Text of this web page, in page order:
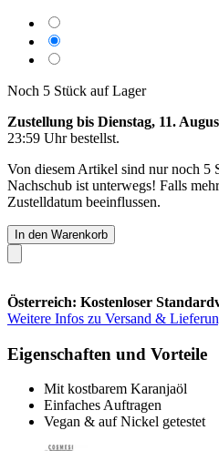
Noch 5 Stück auf Lager
Zustellung bis Dienstag, 11.
23:59 Uhrbestellst.
Von diesem Artikel sind nur noch 5
Nachschub ist unterwegs! Falls
Zustelldatum beeinflussen.
In den Warenkorb
Österreich: Kostenloser
Weitere Infos zu Versand &
Eigenschaften und Vorteile
Mit kostbarem Karanjaöl
Einfaches Auftragen
Vegan & auf Nickel getestet